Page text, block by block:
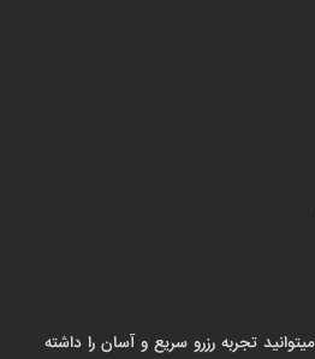
تجربه رزرو سریع و آسان را داشته